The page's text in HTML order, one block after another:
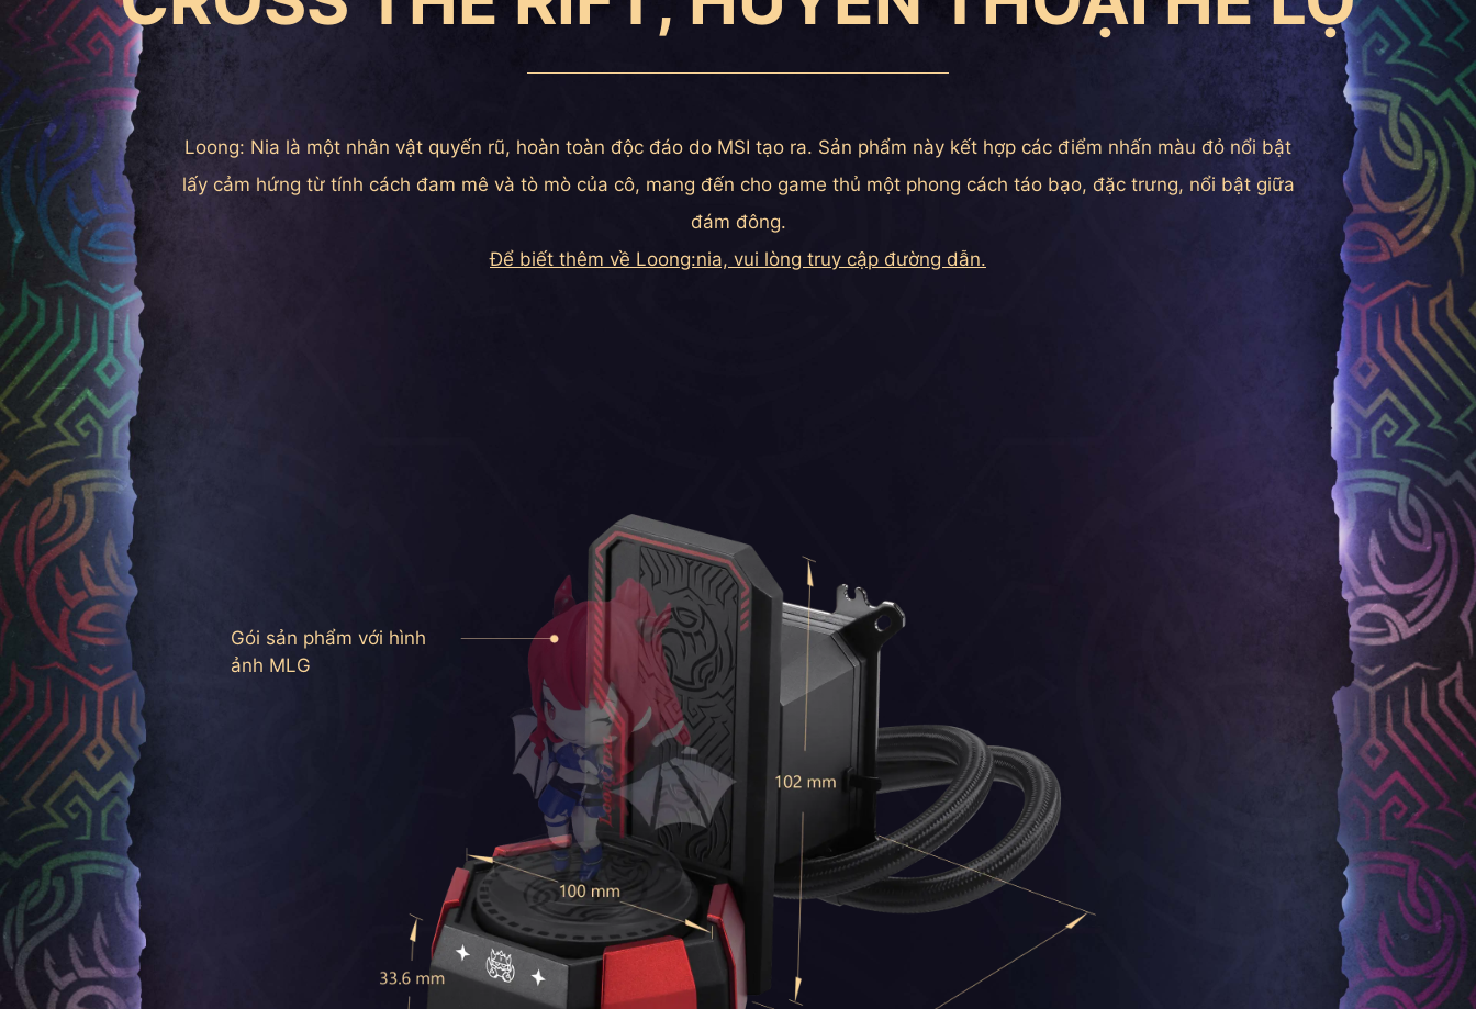
Loong: Nia là một nhân vật quyến rũ, hoàn toàn độc đáo do MSI tạo ra. Sản phẩm này kết hợp các điểm nhấn màu đỏ nổi bật
lấy cảm hứng từ tính cách đam mê và tò mò của cô, mang đến cho game thủ một phong cách táo bạo, đặc trưng, ​​nổi bật giữa
đám đông.
Để biết thêm về Loong:nia, vui lòng truy cập đường dẫn.
Gói sản phẩm với hình
ảnh MLG